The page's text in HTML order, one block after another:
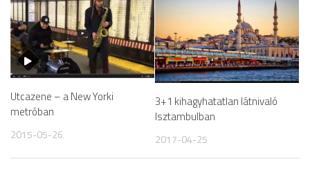
Utcazene – a New Yorki
metróban
2015-05-26
3+1 kihagyhatatlan látnivaló
Isztambulban
2017-04-25